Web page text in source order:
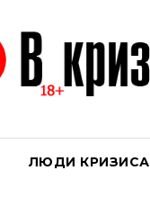
ЛЮДИ КРИЗИСА